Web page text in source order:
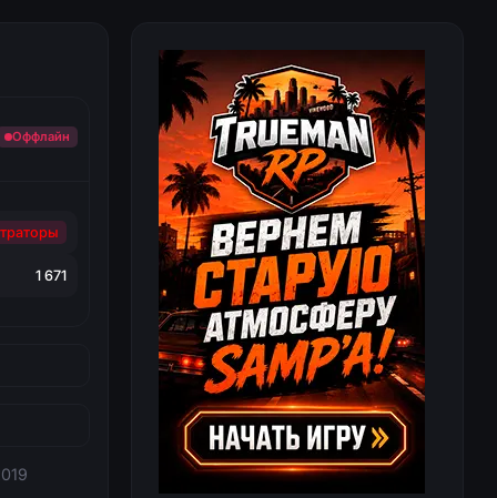
Оффлайн
1 671